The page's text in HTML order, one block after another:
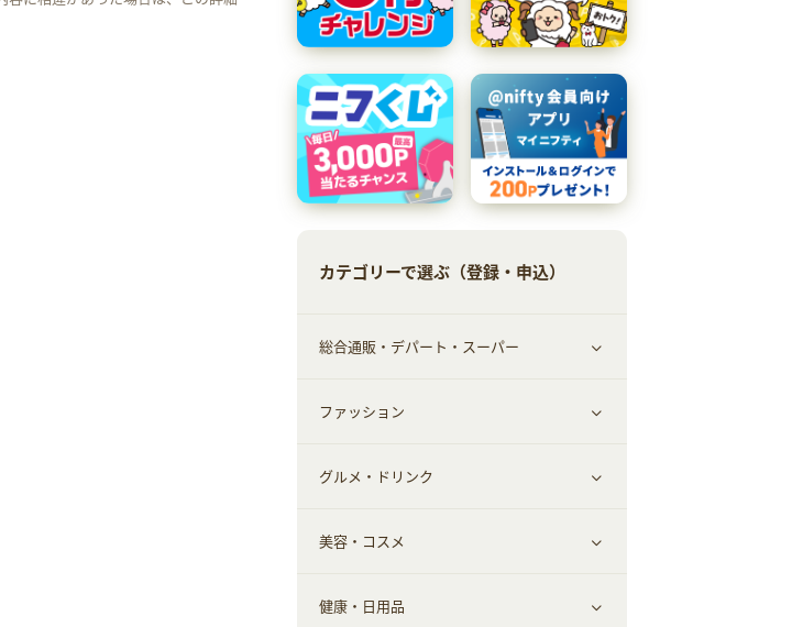
カテゴリーで選ぶ（登録・申込）
総合通販・デパート・スーパー
すべて見る
総合通販
ファッション
すべて見る
ファッション
インナー・下着
グルメ・ドリンク
すべて見る
グルメ
美容・コスメ
すべて見る
健康・日用品